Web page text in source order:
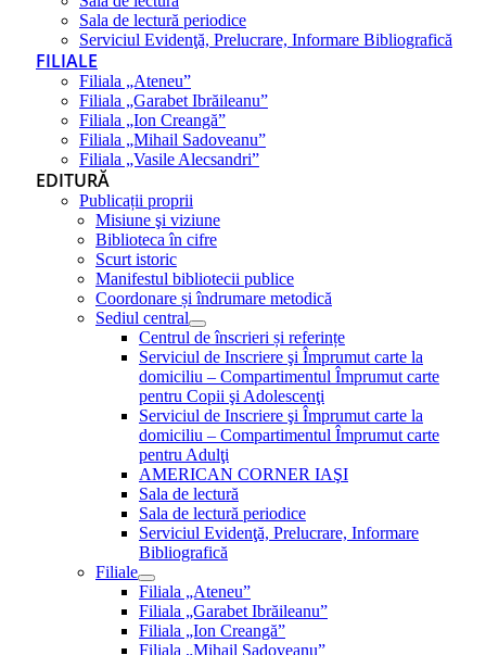
Sala de lectură periodice
Serviciul Evidenţă, Prelucrare, Informare Bibliografică
FILIALE
Filiala „Ateneu”
Filiala „Garabet Ibrăileanu”
Filiala „Ion Creangă”
Filiala „Mihail Sadoveanu”
Filiala „Vasile Alecsandri”
EDITURĂ
Publicații proprii
Misiune şi viziune
Biblioteca în cifre
Scurt istoric
Manifestul bibliotecii publice
Coordonare și îndrumare metodică
Sediul central
Centrul de înscrieri și referințe
Serviciul de Inscriere şi Împrumut carte la
domiciliu – Compartimentul Împrumut carte
pentru Copii şi Adolescenţi
Serviciul de Inscriere şi Împrumut carte la
domiciliu – Compartimentul Împrumut carte
pentru Adulţi
AMERICAN CORNER IAŞI
Sala de lectură
Sala de lectură periodice
Serviciul Evidenţă, Prelucrare, Informare
Bibliografică
Filiale
Filiala „Ateneu”
Filiala „Garabet Ibrăileanu”
Filiala „Ion Creangă”
Filiala „Mihail Sadoveanu”